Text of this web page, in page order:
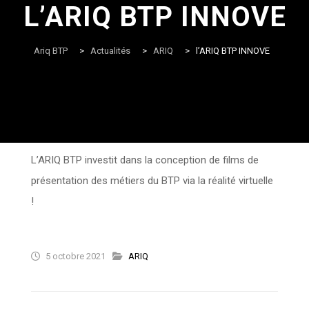
L’ARIQ BTP INNOVE
Ariq BTP > Actualités > ARIQ > l’ARIQ BTP INNOVE
L’ARIQ BTP investit dans la conception de films de
présentation des métiers du BTP via la réalité virtuelle
!
5 octobre 2021 ARIQ